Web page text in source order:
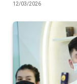
12/03/2026